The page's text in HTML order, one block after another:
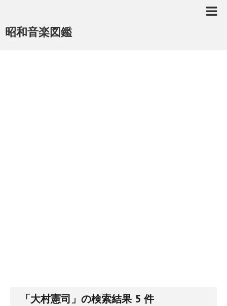
昭和音楽図鑑
「大村憲司」の検索結果 5 件